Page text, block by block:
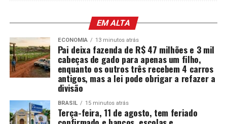
EM ALTA
ECONOMIA 13 minutos atrás
Pai deixa fazenda de R$ 47 milhões e 3 mil
cabeças de gado para apenas um filho,
enquanto os outros três recebem 4 carros
antigos, mas a lei pode obrigar a refazer a
divisão
BRASIL 15 minutos atrás
Terça-feira, 11 de agosto, tem feriado